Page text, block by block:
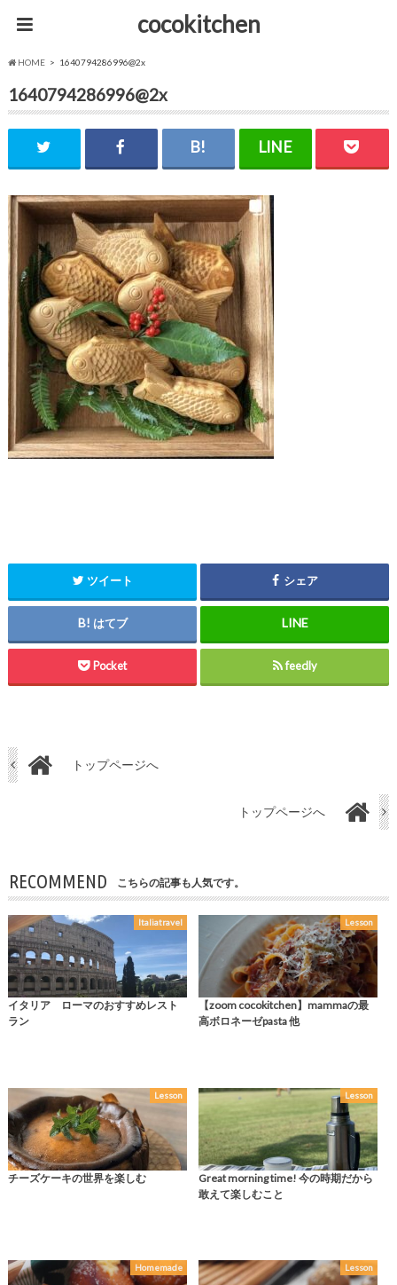
cocokitchen
HOME 1640794286996@2x
1640794286996@2x
ツイート シェア
はてブ
Pocket feedly
トップページへ
トップページへ
RECOMMEND こちらの記事も人気です。
Italiatravel
イタリア ローマのおすすめレスト
ラン
Lesson
【zoom cocokitchen】mammaの最
高ボロネーゼpasta 他
Lesson
チーズケーキの世界を楽しむ
Lesson
Great morning time! 今の時期だから
敢えて楽しむこと
Homemade Lesson